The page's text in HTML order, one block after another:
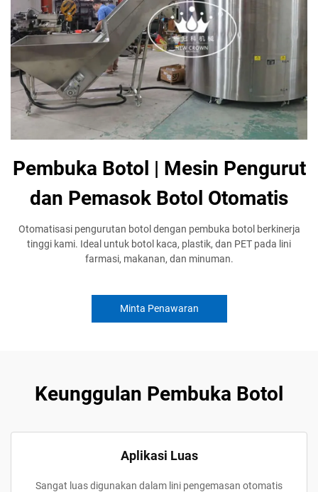
Pembuka Botol | Mesin Pengurut
dan Pemasok Botol Otomatis
Otomatisasi pengurutan botol dengan pembuka botol berkinerja
tinggi kami. Ideal untuk botol kaca, plastik, dan PET pada lini
farmasi, makanan, dan minuman.
Minta Penawaran
Keunggulan Pembuka Botol
Aplikasi Luas
Sangat luas digunakan dalam lini pengemasan otomatis